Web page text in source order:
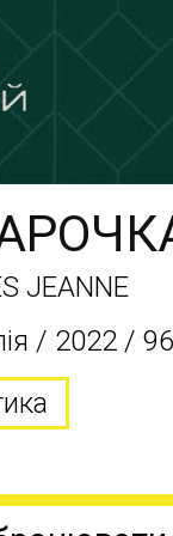
JEANNE
/ 2022 /